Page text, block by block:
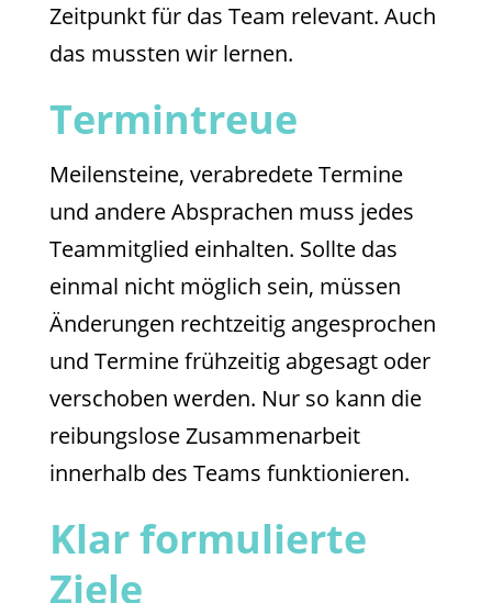
Zeitpunkt für das Team relevant. Auch
das mussten wir lernen.
Termintreue
Meilensteine, verabredete Termine
und andere Absprachen muss jedes
Teammitglied einhalten. Sollte das
einmal nicht möglich sein, müssen
Änderungen rechtzeitig angesprochen
und Termine frühzeitig abgesagt oder
verschoben werden. Nur so kann die
reibungslose Zusammenarbeit
innerhalb des Teams funktionieren.
Klar formulierte
Ziele